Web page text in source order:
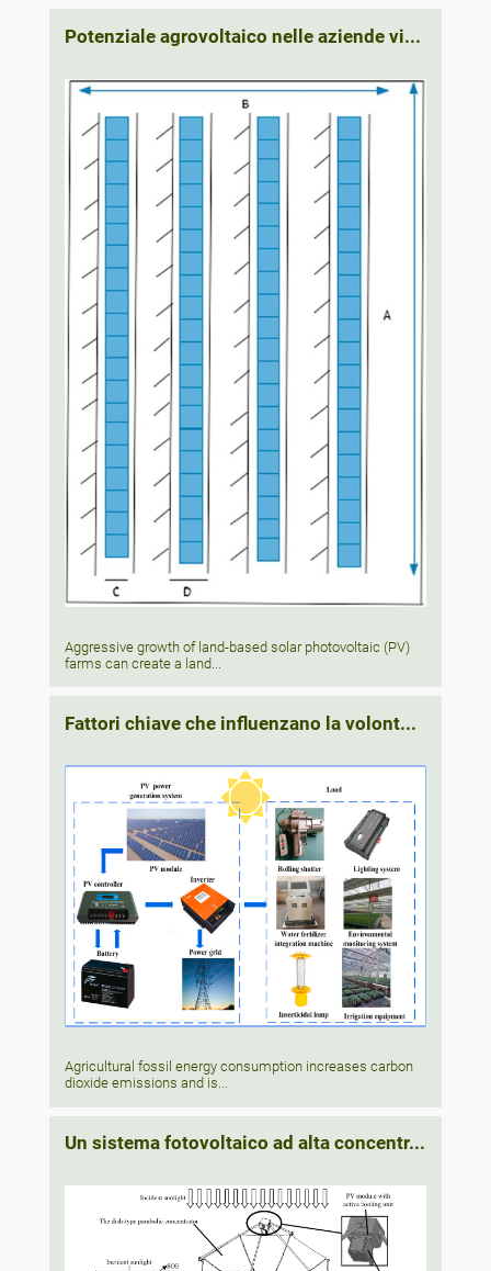
Potenziale agrovoltaico nelle aziende vi...
Aggressive growth of land-based solar photovoltaic (PV)
farms can create a land...
Fattori chiave che influenzano la volont...
Agricultural fossil energy consumption increases carbon
dioxide emissions and is...
Un sistema fotovoltaico ad alta concentr...